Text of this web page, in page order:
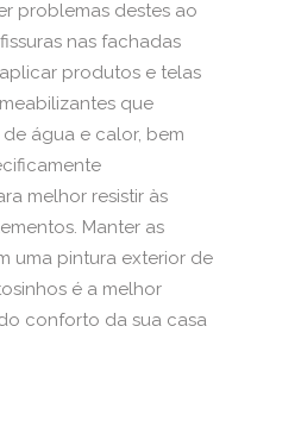
problemas destes ao
nas fachadas
produtos e telas
que
água e calor, bem
melhor resistir às
Manter as
uma pintura exterior de
é a melhor
conforto da sua casa